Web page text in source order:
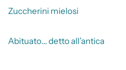
Zuccherini mielosi
Abituato… detto all’antica